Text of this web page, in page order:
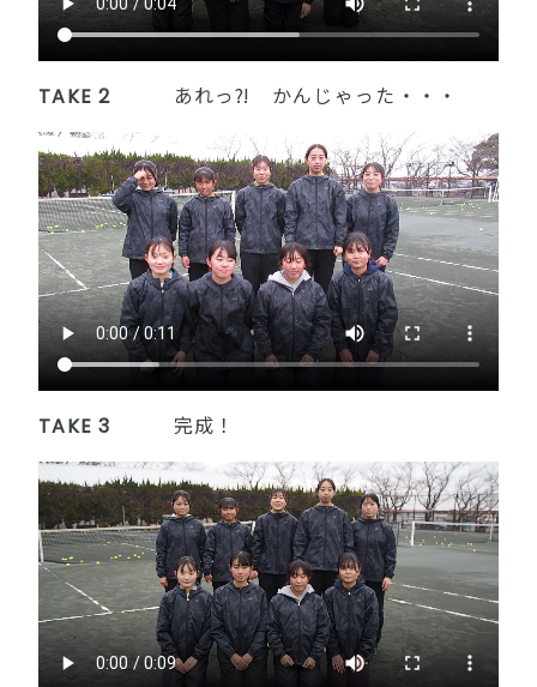
TAKE 2 あれっ⁈ かんじゃった・・・
TAKE 3 完成！